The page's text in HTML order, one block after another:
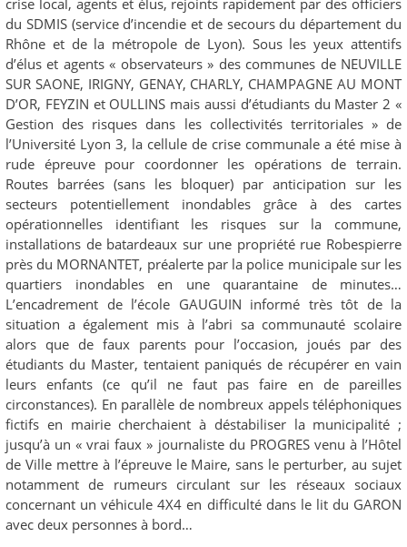
du SDMIS (service d’incendie et de secours du département du
Rhône et de la métropole de Lyon). Sous les yeux attentifs
d’élus et agents « observateurs » des communes de NEUVILLE
SUR SAONE, IRIGNY, GENAY, CHARLY, CHAMPAGNE AU MONT
D’OR, FEYZIN et OULLINS mais aussi d’étudiants du Master 2 «
Gestion des risques dans les collectivités territoriales » de
l’Université Lyon 3, la cellule de crise communale a été mise à
rude épreuve pour coordonner les opérations de terrain.
Routes barrées (sans les bloquer) par anticipation sur les
secteurs potentiellement inondables grâce à des cartes
opérationnelles identifiant les risques sur la commune,
installations de batardeaux sur une propriété rue Robespierre
près du MORNANTET, préalerte par la police municipale sur les
quartiers inondables en une quarantaine de minutes…
L’encadrement de l’école GAUGUIN informé très tôt de la
situation a également mis à l’abri sa communauté scolaire
alors que de faux parents pour l’occasion, joués par des
étudiants du Master, tentaient paniqués de récupérer en vain
leurs enfants (ce qu’il ne faut pas faire en de pareilles
circonstances). En parallèle de nombreux appels téléphoniques
fictifs en mairie cherchaient à déstabiliser la municipalité ;
jusqu’à un « vrai faux » journaliste du PROGRES venu à l’Hôtel
de Ville mettre à l’épreuve le Maire, sans le perturber, au sujet
notamment de rumeurs circulant sur les réseaux sociaux
concernant un véhicule 4X4 en difficulté dans le lit du GARON
avec deux personnes à bord…